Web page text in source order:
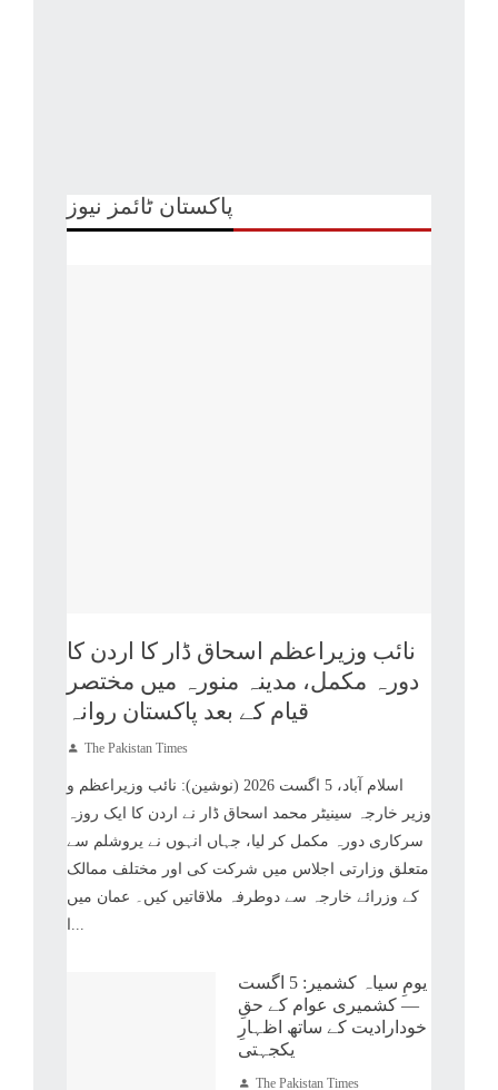
پاکستان ٹائمز نیوز
نائب وزیراعظم اسحاق ڈار کا اردن کا
دورہ مکمل، مدینہ منورہ میں مختصر
قیام کے بعد پاکستان روانہ
The Pakistan Times
اسلام آباد، 5 اگست 2026 (نوشین): نائب وزیراعظم و
وزیر خارجہ سینیٹر محمد اسحاق ڈار نے اردن کا ایک روزہ
سرکاری دورہ مکمل کر لیا، جہاں انہوں نے یروشلم سے
متعلق وزارتی اجلاس میں شرکت کی اور مختلف ممالک
کے وزرائے خارجہ سے دوطرفہ ملاقاتیں کیں۔ عمان میں
ا...
یومِ سیاہ کشمیر: 5 اگست
— کشمیری عوام کے حقِ
خودارادیت کے ساتھ اظہارِ
یکجہتی
The Pakistan Times